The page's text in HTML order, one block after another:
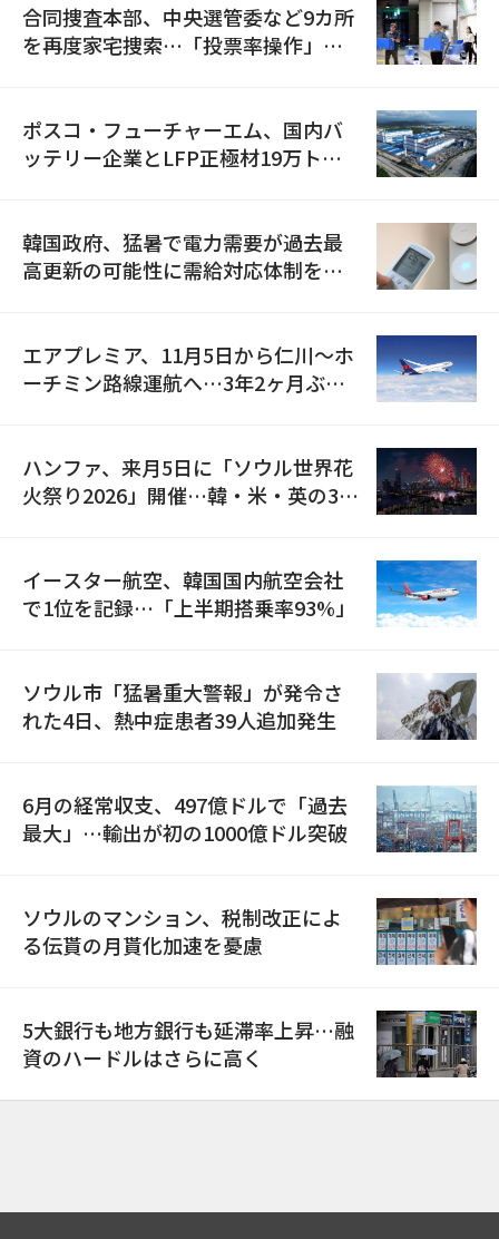
合同捜査本部、中央選管委など9カ所
を再度家宅捜索…「投票率操作」の
ポスコ・フューチャーエム、国内バ
ッテリー企業とLFP正極材19万トン
韓国政府、猛暑で電力需要が過去最
高更新の可能性に需給対応体制を点
エアプレミア、11月5日から仁川〜ホ
ーチミン路線運航へ…3年2ヶ月ぶり
ハンファ、来月5日に「ソウル世界花
火祭り2026」開催…韓・米・英の3カ
イースター航空、韓国国内航空会社
で1位を記録…「上半期搭乗率93%」
ソウル市「猛暑重大警報」が発令さ
れた4日、熱中症患者39人追加発生
6月の経常収支、497億ドルで「過去
最大」…輸出が初の1000億ドル突破
ソウルのマンション、税制改正によ
る伝貰の月貰化加速を憂慮
5大銀行も地方銀行も延滞率上昇…融
資のハードルはさらに高く